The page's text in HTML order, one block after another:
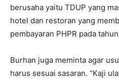
berusaha yaitu TDUP yang
hotel dan restoran yang
pembayaran PHPR pada
Burhan juga meminta agar
harus sesuai sasaran. “Kaji